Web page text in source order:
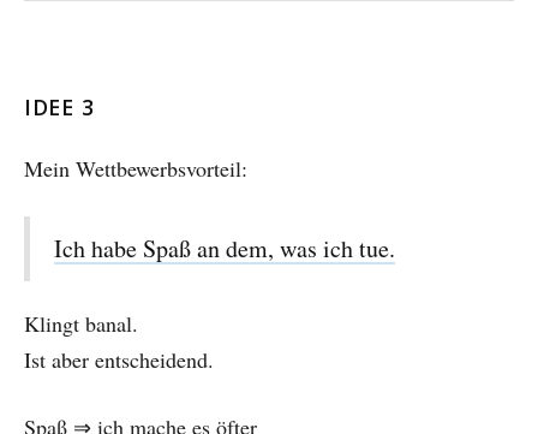
IDEE 3
Mein Wettbewerbsvorteil:
Ich habe Spaß an dem, was ich tue.
Klingt banal.
Ist aber entscheidend.
Spaß ⇒ ich mache es öfter